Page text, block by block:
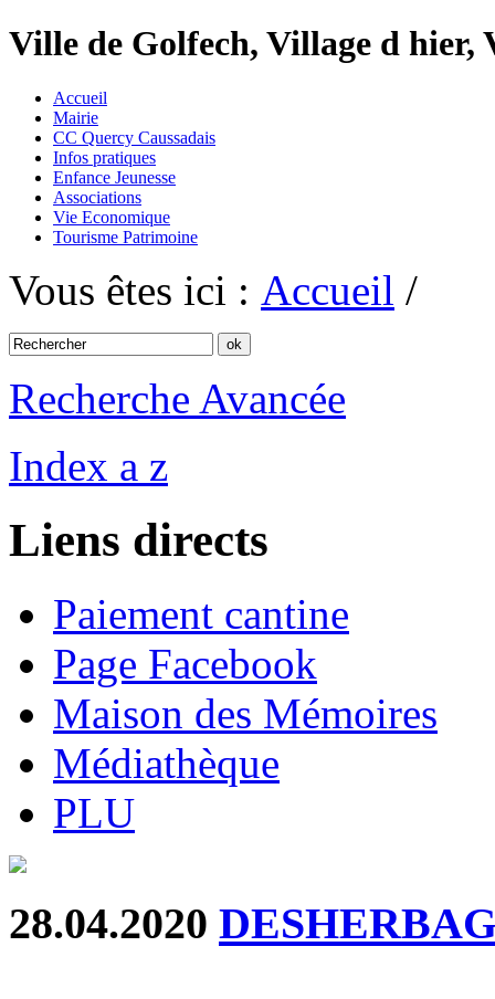
Ville de Golfech, Village d
Accueil
Mairie
CC Quercy Caussadais
Infos pratiques
Enfance Jeunesse
Associations
Vie Economique
Tourisme Patrimoine
Vous êtes ici : Accueil /
Recherche Avancée
Index a z
Liens directs
Paiement cantine
Page Facebook
Maison des Mémoires
Médiathèque
PLU
28.04.2020